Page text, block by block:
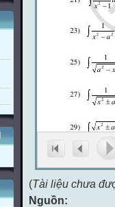
(Tài liệu chưa
Nguồn: